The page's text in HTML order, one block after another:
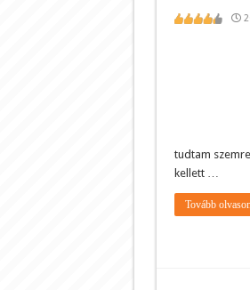
tudtam
kellett …
Tovább